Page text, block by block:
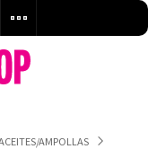
AMPOLLAS